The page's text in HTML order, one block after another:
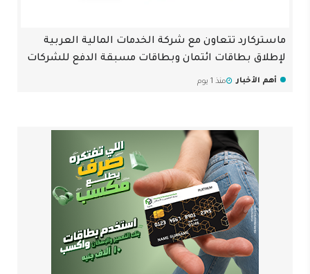
ماستركارد تتعاون مع شركة الخدمات المالية العربية
لإطلاق بطاقات ائتمان وبطاقات مسبقة الدفع للشركات
أهم الأخبار منذ 1 يوم